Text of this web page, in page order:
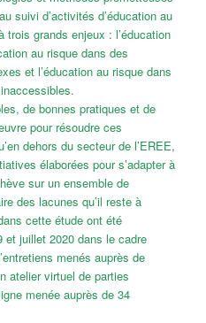
suivi d’activités d’éducation au
trois grands enjeux : l’éducation
au risque dans des
et l’éducation au risque dans
de bonnes pratiques et de
pour résoudre ces
dehors du secteur de l’EREE,
élaborées pour s’adapter à
sur un ensemble de
des lacunes qu’il reste à
cette étude ont été
et juillet 2020 dans le cadre
menés auprès de
atelier virtuel de parties
menée auprès de 34